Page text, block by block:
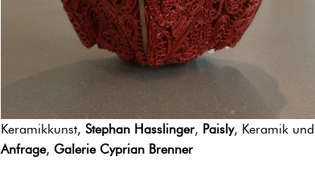
Keramikkunst, Stephan Hasslinger, Paisly, Keramik
Anfrage, Galerie Cyprian Brenner